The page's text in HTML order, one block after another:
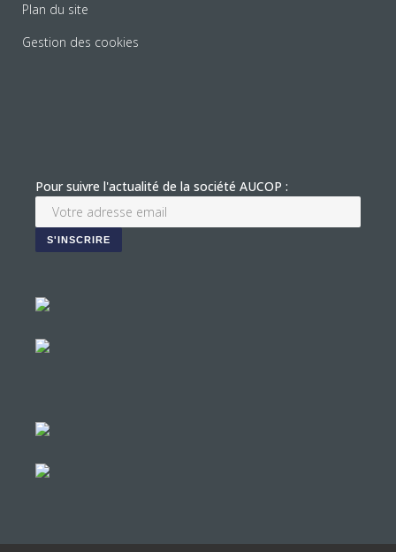
Plan du site
Gestion des cookies
Pour suivre l'actualité de la société AUCOP :